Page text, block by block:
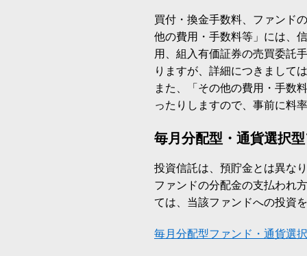
買付・換金手数料、ファンド
他の費用・手数料等」には、
用、組入有価証券の売買委託
りますが、詳細につきまして
また、「その他の費用・手数
ったりしますので、事前に料
毎月分配型・通貨選択
投資信託は、預貯金とは異な
ファンドの分配金の支払われ
ては、当該ファンドへの投資
毎月分配型ファンド・通貨選